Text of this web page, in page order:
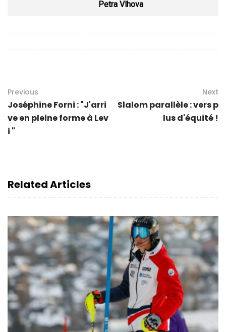
Petra Vlhova
Previous
Joséphine Forni : "J'arri
ve en pleine forme à Lev
i "
Next
Slalom parallèle : vers p
lus d'équité !
Related Articles